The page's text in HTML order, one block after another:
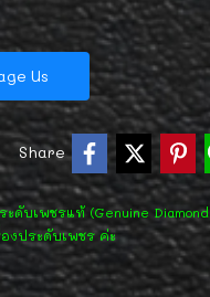
Us
Share
ะดับเพชรแท้ (Genuine
งประดับเพชร ค่ะ